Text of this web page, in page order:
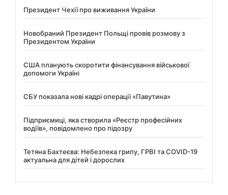
Президент Чехії про виживання України
Новобраний Президент Польщі провів розмову з
Президентом України
США планують скоротити фінансування військової
допомоги Україні
СБУ показала нові кадрі операції «Павутина»
Підприємиці, яка створила «Реєстр професійних
водіїв», повідомлено про підозру
Тетяна Бахтеєва: Небезпека грипу, ГРВІ та COVID-19
актуальна для дітей і дорослих